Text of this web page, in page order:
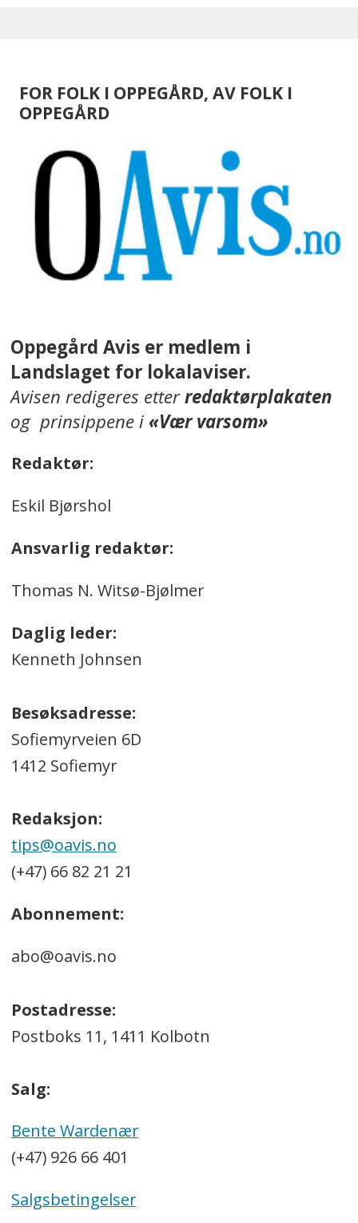
FOR FOLK I OPPEGÅRD, AV FOLK I
OPPEGÅRD
Oppegård Avis er medlem i
Landslaget for lokalaviser.
Avisen redigeres etterredaktørplakaten
og prinsippene i«Vær varsom»
Redaktør:
Eskil Bjørshol
Ansvarlig redaktør:
Thomas N. Witsø-Bjølmer
Daglig leder:
Kenneth Johnsen
Besøksadresse:
Sofiemyrveien 6D
1412 Sofiemyr
Redaksjon:
tips@oavis.no
(+47) 66 82 21 21
Abonnement:
abo@oavis.no
Postadresse:
Postboks 11, 1411 Kolbotn
Salg:
Bente Wardenær
(+47) 926 66 401
Salgsbetingelser